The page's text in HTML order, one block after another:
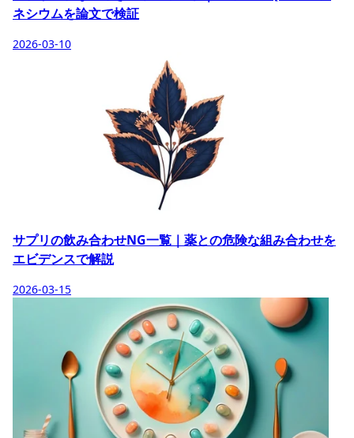
ネシウムを論文で検証
2026-03-10
サプリの飲み合わせNG一覧｜薬との危険な組み合わせを
エビデンスで解説
2026-03-15